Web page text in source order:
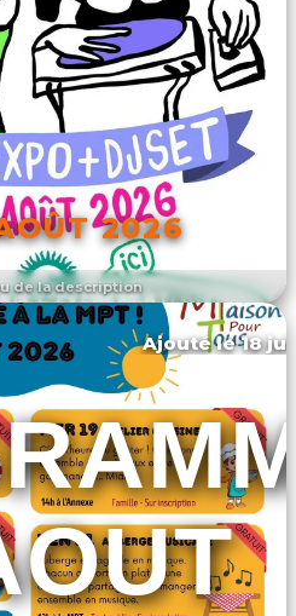
de la description
2026
L'ÉVÉNEMENT
Ajouté le 18